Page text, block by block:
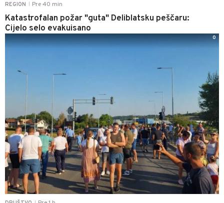
REGION Pre 40 min
Katastrofalan požar "guta" Deliblatsku peščaru:
Cijelo selo evakuisano
0